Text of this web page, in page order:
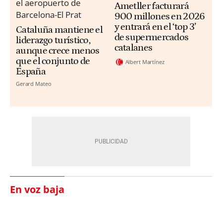
Cataluña mantiene el
liderazgo turístico,
aunque crece menos
que el conjunto de
España
Gerard Mateo
Ametller facturará
900 millones en 2026
y entrará en el ‘top 3’
de supermercados
catalanes
Albert Martínez
En voz baja